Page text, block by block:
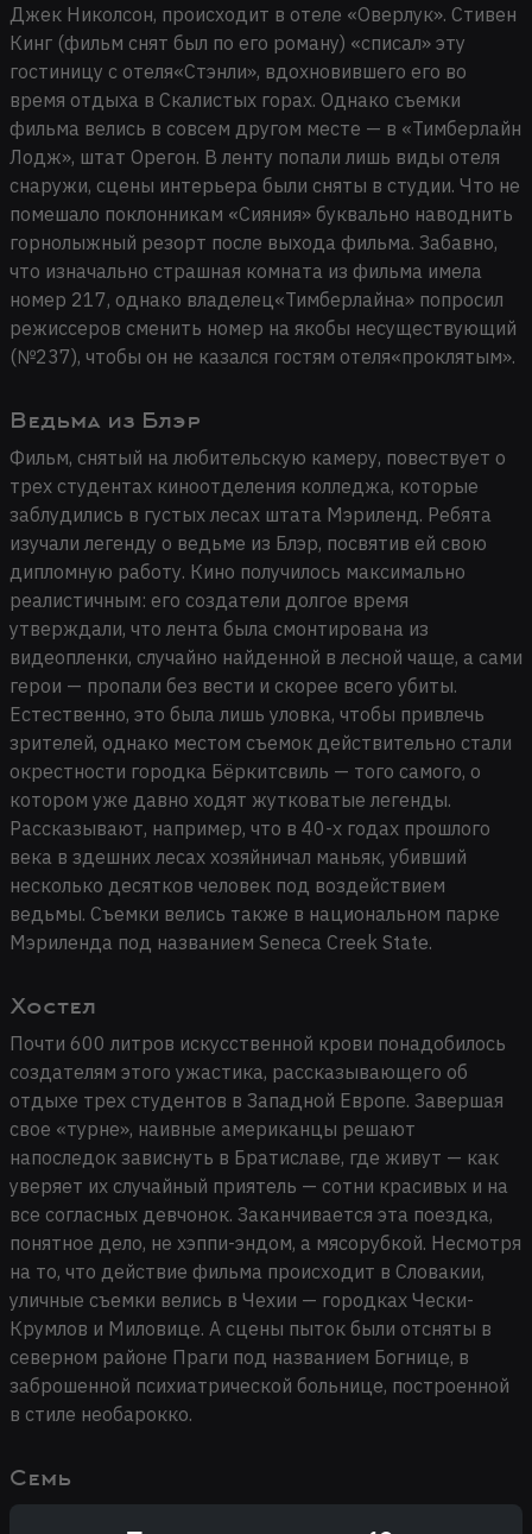
Джек Николсон, происходит в отеле «Оверлук». Стивен
Кинг (фильм снят был по его роману) «списал» эту
гостиницу с отеля«Стэнли», вдохновившего его во
время отдыха в Скалистых горах. Однако съемки
фильма велись в совсем другом месте — в «Тимберлайн
Лодж», штат Орегон. В ленту попали лишь виды отеля
снаружи, сцены интерьера были сняты в студии. Что не
помешало поклонникам «Сияния» буквально наводнить
горнолыжный резорт после выхода фильма. Забавно,
что изначально страшная комната из фильма имела
номер 217, однако владелец«Тимберлайна» попросил
режиссеров сменить номер на якобы несуществующий
(№237), чтобы он не казался гостям отеля«проклятым».
Ведьма из Блэр
Фильм, снятый на любительскую камеру, повествует о
трех студентах киноотделения колледжа, которые
заблудились в густых лесах штата Мэриленд. Ребята
изучали легенду о ведьме из Блэр, посвятив ей свою
дипломную работу. Кино получилось максимально
реалистичным: его создатели долгое время
утверждали, что лента была смонтирована из
видеопленки, случайно найденной в лесной чаще, а сами
герои — пропали без вести и скорее всего убиты.
Естественно, это была лишь уловка, чтобы привлечь
зрителей, однако местом съемок действительно стали
окрестности городка Бёркитсвиль — того самого, о
котором уже давно ходят жутковатые легенды.
Рассказывают, например, что в 40-х годах прошлого
века в здешних лесах хозяйничал маньяк, убивший
несколько десятков человек под воздействием
ведьмы. Съемки велись также в национальном парке
Мэриленда под названием Seneca Creek State.
Хостел
Почти 600 литров искусственной крови понадобилось
создателям этого ужастика, рассказывающего об
отдыхе трех студентов в Западной Европе. Завершая
свое «турне», наивные американцы решают
напоследок зависнуть в Братиславе, где живут — как
уверяет их случайный приятель — сотни красивых и на
все согласных девчонок. Заканчивается эта поездка,
понятное дело, не хэппи-эндом, а мясорубкой. Несмотря
на то, что действие фильма происходит в Словакии,
уличные съемки велись в Чехии — городках Чески-
Крумлов и Миловице. А сцены пыток были отсняты в
северном районе Праги под названием Богнице, в
заброшенной психиатрической больнице, построенной
в стиле необарокко.
Семь